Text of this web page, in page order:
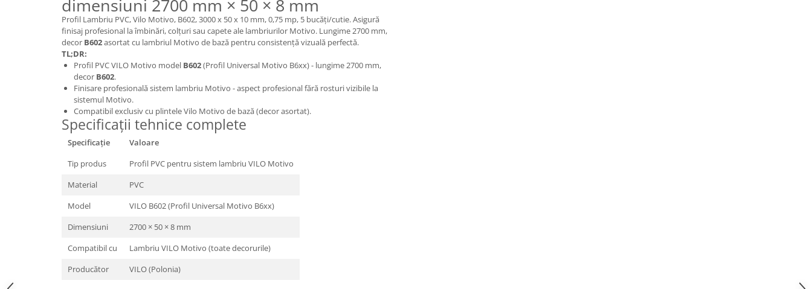
dimensiuni 2700 mm × 50 × 8 mm
Profil Lambriu PVC, Vilo Motivo, B602, 3000 x 50 x 10 mm, 0,75 mp, 5 bucăți/cutie. Asigură
finisaj profesional la îmbinări, colțuri sau capete ale lambriurilor Motivo. Lungime 2700 mm,
decor B602asortat cu lambriul Motivo de bază pentru consistență vizuală perfectă.
TL;DR:
Profil PVC VILO Motivo model B602(Profil Universal Motivo B6xx) - lungime 2700 mm,
decor B602.
Finisare profesională sistem lambriu Motivo - aspect profesional fără rosturi vizibile la
sistemul Motivo.
Compatibil exclusiv cu plintele Vilo Motivo de bază (decor asortat).
Specificații tehnice complete
Specificație
Valoare
Tip produs
Profil PVC pentru sistem lambriu VILO Motivo
Material
PVC
Model
VILO B602 (Profil Universal Motivo B6xx)
Dimensiuni
2700 × 50 × 8 mm
Compatibil cu
Lambriu VILO Motivo (toate decorurile)
Producător
VILO (Polonia)